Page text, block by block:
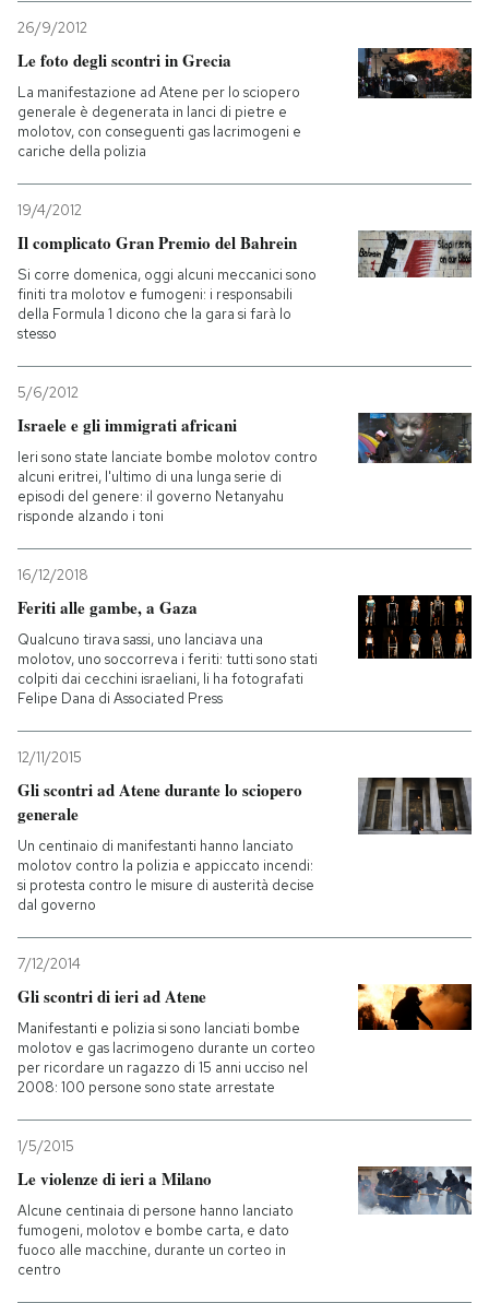
26/9/2012
Le foto degli scontri in Grecia
La manifestazione ad Atene per lo sciopero
generale è degenerata in lanci di pietre e
molotov, con conseguenti gas lacrimogeni e
cariche della polizia
19/4/2012
Il complicato Gran Premio del Bahrein
Si corre domenica, oggi alcuni meccanici sono
finiti tra molotov e fumogeni: i responsabili
della Formula 1 dicono che la gara si farà lo
stesso
5/6/2012
Israele e gli immigrati africani
Ieri sono state lanciate bombe molotov contro
alcuni eritrei, l'ultimo di una lunga serie di
episodi del genere: il governo Netanyahu
risponde alzando i toni
16/12/2018
Feriti alle gambe, a Gaza
Qualcuno tirava sassi, uno lanciava una
molotov, uno soccorreva i feriti: tutti sono stati
colpiti dai cecchini israeliani, li ha fotografati
Felipe Dana di Associated Press
12/11/2015
Gli scontri ad Atene durante lo sciopero
generale
Un centinaio di manifestanti hanno lanciato
molotov contro la polizia e appiccato incendi:
si protesta contro le misure di austerità decise
dal governo
7/12/2014
Gli scontri di ieri ad Atene
Manifestanti e polizia si sono lanciati bombe
molotov e gas lacrimogeno durante un corteo
per ricordare un ragazzo di 15 anni ucciso nel
2008: 100 persone sono state arrestate
1/5/2015
Le violenze di ieri a Milano
Alcune centinaia di persone hanno lanciato
fumogeni, molotov e bombe carta, e dato
fuoco alle macchine, durante un corteo in
centro